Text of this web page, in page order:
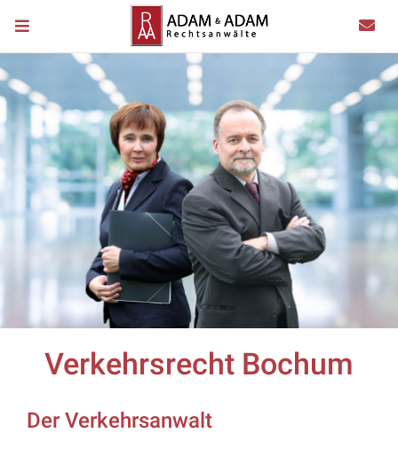
Verkehrsrecht Bochum
Der Verkehrsanwalt